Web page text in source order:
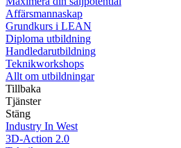
Affärsmannaskap
Grundkurs i LEAN
Diploma utbildning
Handledarutbildning
Teknikworkshops
Allt om utbildningar
Tillbaka
Tjänster
Stäng
Industry In West
3D-Action 2.0